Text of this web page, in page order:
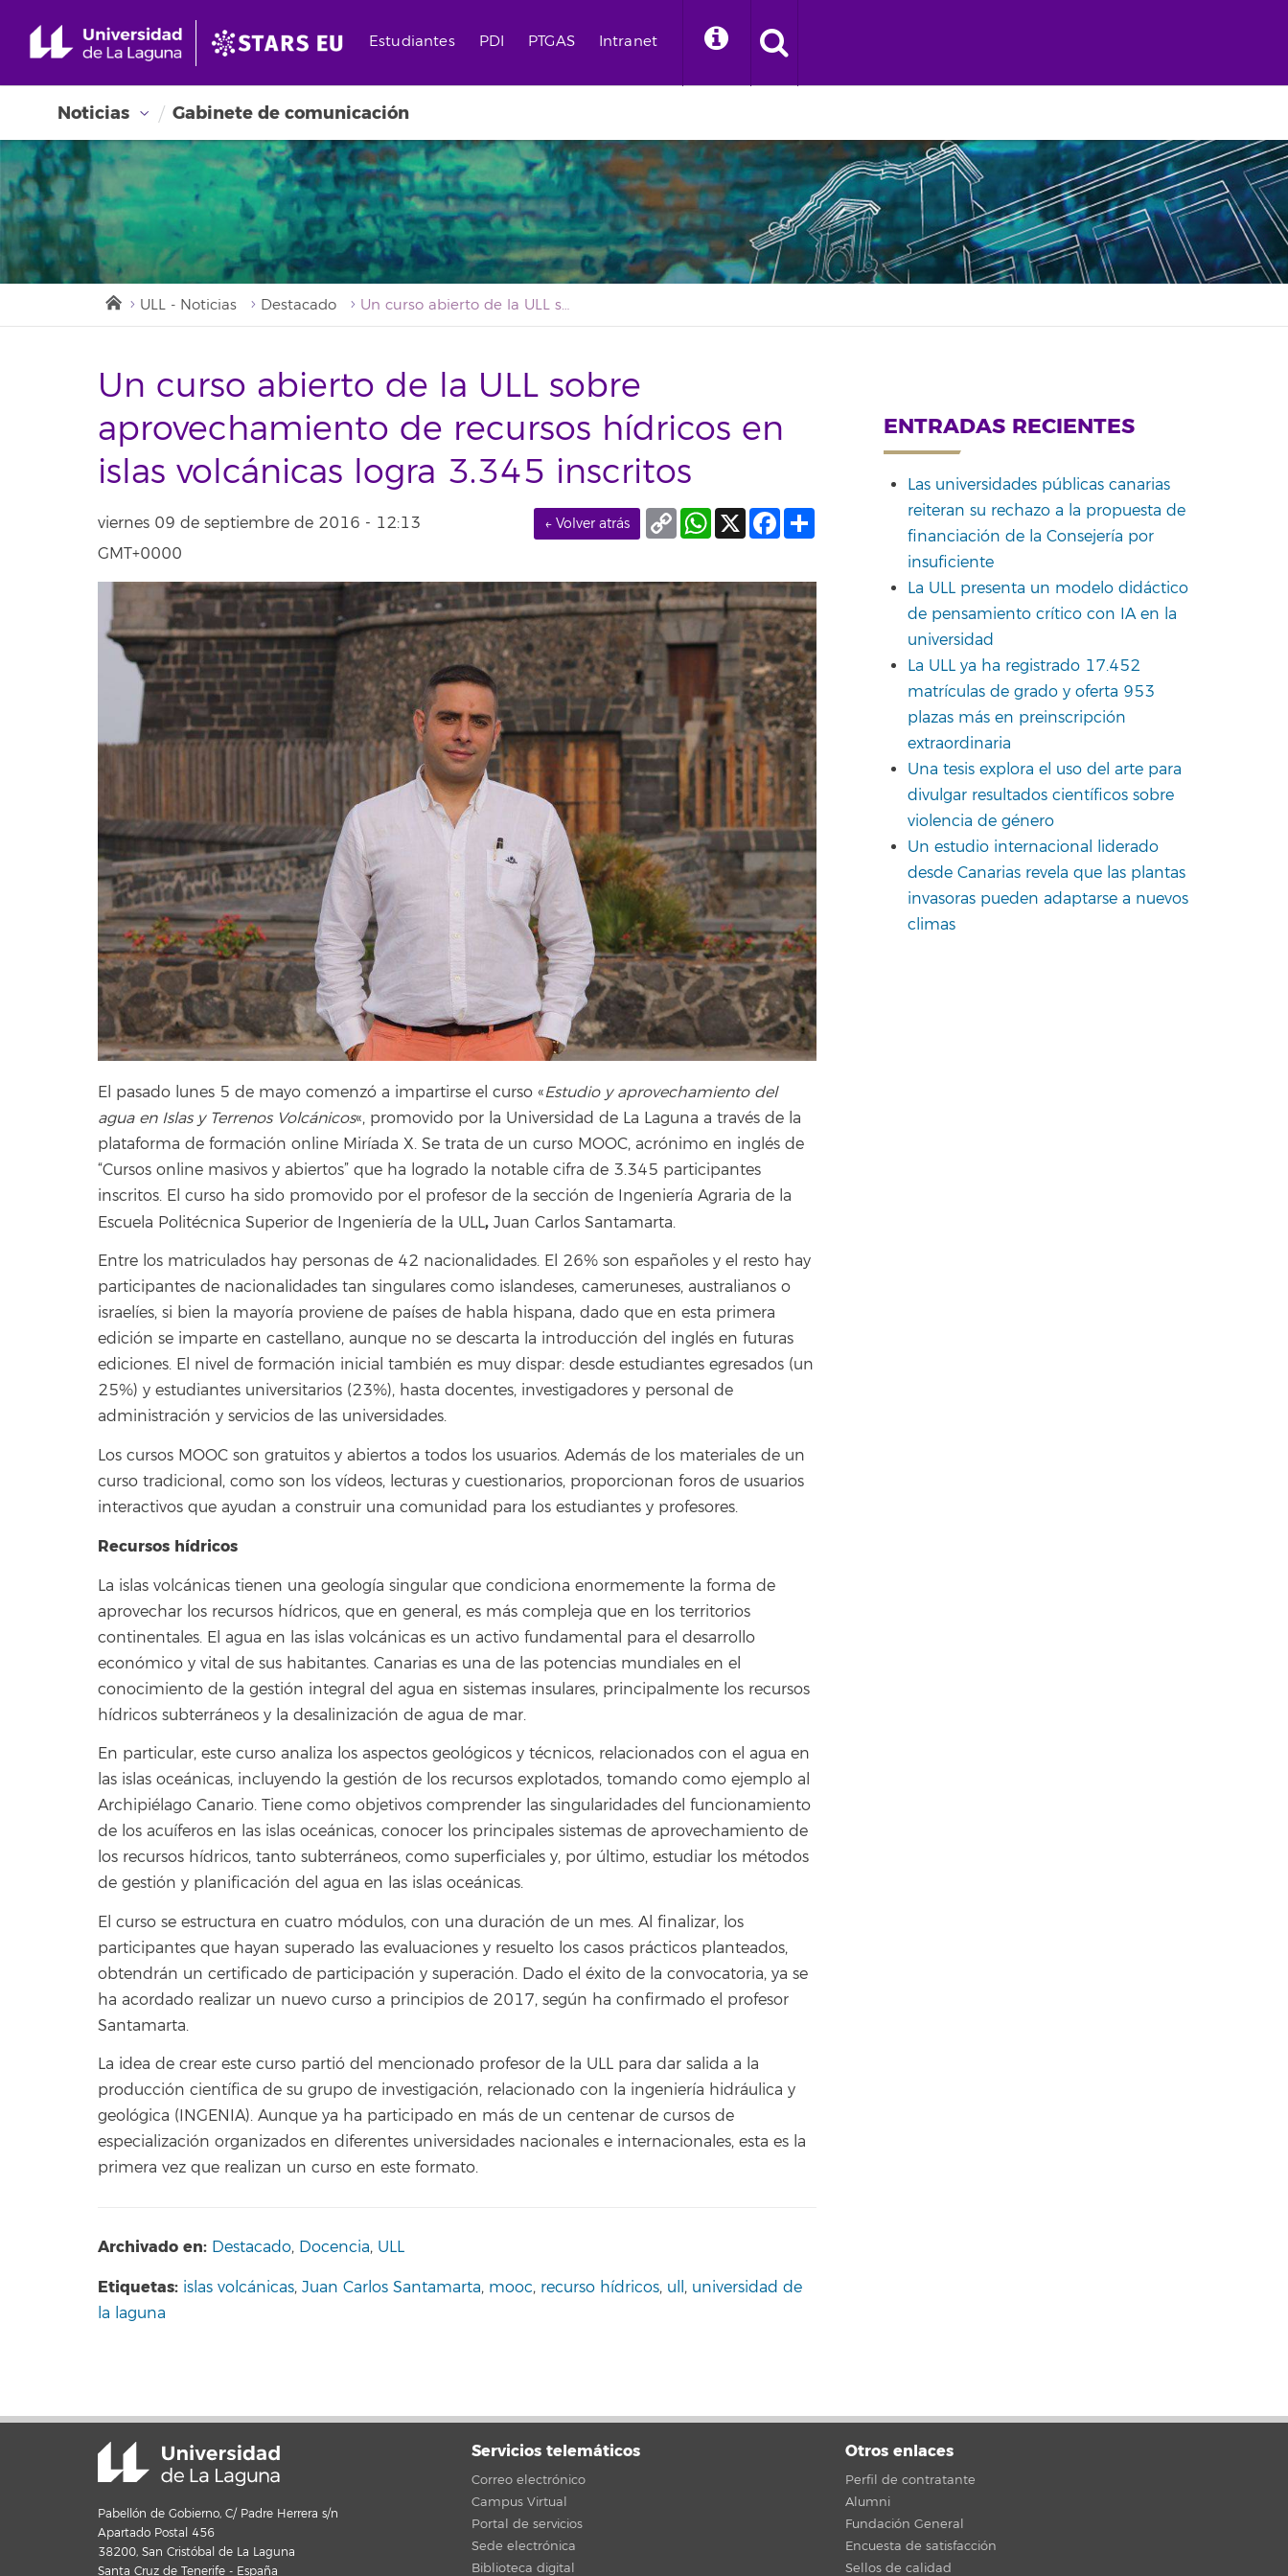
Estudiantes PDI PTGAS Intranet
Noticias Gabinete de comunicación
ULL - Noticias Destacado Un curso abierto de la ULL sobre aprovechamiento de recursos hídricos en islas volcánicas logra 3.345 inscritos
Un curso abierto de la ULL sobre
aprovechamiento de recursos hídricos en
islas volcánicas logra 3.345 inscritos
viernes 09 de septiembre de 2016 - 12:13
GMT+0000
← Volver atrás Facebook
X
WhatsApp
Copy
Link
El pasado lunes 5 de mayo comenzó a impartirse el curso «Estudio y aprovechamiento del
agua en Islas y Terrenos Volcánicos«, promovido por la Universidad de La Laguna a través de la
plataforma de formación online Miríada X. Se trata de un curso MOOC, acrónimo en inglés de
“Cursos online masivos y abiertos” que ha logrado la notable cifra de 3.345 participantes
inscritos. El curso ha sido promovido por el profesor de la sección de Ingeniería Agraria de la
Escuela Politécnica Superior de Ingeniería de la ULL, Juan Carlos Santamarta.
Entre los matriculados hay personas de 42 nacionalidades. El 26% son españoles y el resto hay
participantes de nacionalidades tan singulares como islandeses, cameruneses, australianos o
israelíes, si bien la mayoría proviene de países de habla hispana, dado que en esta primera
edición se imparte en castellano, aunque no se descarta la introducción del inglés en futuras
ediciones. El nivel de formación inicial también es muy dispar: desde estudiantes egresados (un
25%) y estudiantes universitarios (23%), hasta docentes, investigadores y personal de
administración y servicios de las universidades.
Los cursos MOOC son gratuitos y abiertos a todos los usuarios. Además de los materiales de un
curso tradicional, como son los vídeos, lecturas y cuestionarios, proporcionan foros de usuarios
interactivos que ayudan a construir una comunidad para los estudiantes y profesores.
Recursos hídricos
La islas volcánicas tienen una geología singular que condiciona enormemente la forma de
aprovechar los recursos hídricos, que en general, es más compleja que en los territorios
continentales. El agua en las islas volcánicas es un activo fundamental para el desarrollo
económico y vital de sus habitantes. Canarias es una de las potencias mundiales en el
conocimiento de la gestión integral del agua en sistemas insulares, principalmente los recursos
hídricos subterráneos y la desalinización de agua de mar.
En particular, este curso analiza los aspectos geológicos y técnicos, relacionados con el agua en
las islas oceánicas, incluyendo la gestión de los recursos explotados, tomando como ejemplo al
Archipiélago Canario. Tiene como objetivos comprender las singularidades del funcionamiento
de los acuíferos en las islas oceánicas, conocer los principales sistemas de aprovechamiento de
los recursos hídricos, tanto subterráneos, como superficiales y, por último, estudiar los métodos
de gestión y planificación del agua en las islas oceánicas.
El curso se estructura en cuatro módulos, con una duración de un mes. Al finalizar, los
participantes que hayan superado las evaluaciones y resuelto los casos prácticos planteados,
obtendrán un certificado de participación y superación. Dado el éxito de la convocatoria, ya se
ha acordado realizar un nuevo curso a principios de 2017, según ha confirmado el profesor
Santamarta.
La idea de crear este curso partió del mencionado profesor de la ULL para dar salida a la
producción científica de su grupo de investigación, relacionado con la ingeniería hidráulica y
geológica (INGENIA). Aunque ya ha participado en más de un centenar de cursos de
especialización organizados en diferentes universidades nacionales e internacionales, esta es la
primera vez que realizan un curso en este formato.
Archivado en: Destacado, Docencia, ULL
Etiquetas: islas volcánicas, Juan Carlos Santamarta, mooc, recurso hídricos, ull , universidad de
la laguna
ENTRADAS RECIENTES
Las universidades públicas canarias
reiteran su rechazo a la propuesta de
financiación de la Consejería por
insuficiente
La ULL presenta un modelo didáctico
de pensamiento crítico con IA en la
universidad
La ULL ya ha registrado 17.452
matrículas de grado y oferta 953
plazas más en preinscripción
extraordinaria
Una tesis explora el uso del arte para
divulgar resultados científicos sobre
violencia de género
Un estudio internacional liderado
desde Canarias revela que las plantas
invasoras pueden adaptarse a nuevos
climas
Pabellón de Gobierno, C/ Padre Herrera s/n
Apartado Postal 456
38200, San Cristóbal de La Laguna
Santa Cruz de Tenerife - España
Servicios telemáticos
Correo electrónico
Campus Virtual
Portal de servicios
Sede electrónica
Biblioteca digital
Otros enlaces
Perfil de contratante
Alumni
Fundación General
Encuesta de satisfacción
Sellos de calidad